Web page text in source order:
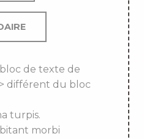
de texte de
différent du bloc
turpis.
morbi